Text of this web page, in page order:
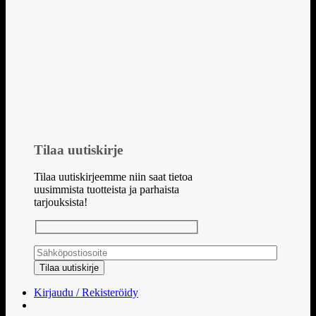
Tilaa uutiskirje
Tilaa uutiskirjeemme niin saat tietoa
uusimmista tuotteista ja parhaista
tarjouksista!
Kirjaudu / Rekisteröidy